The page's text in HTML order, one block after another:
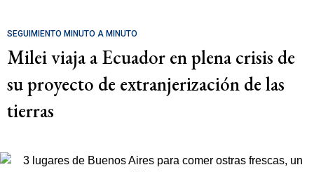
SEGUIMIENTO MINUTO A MINUTO
Milei viaja a Ecuador en plena crisis de
su proyecto de extranjerización de las
tierras